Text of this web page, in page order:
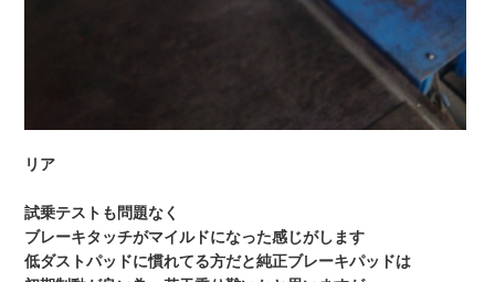
リア
試乗テストも問題なく
ブレーキタッチがマイルドになった感じがします
低ダストパッドに慣れてる方だと純正ブレーキパッドは